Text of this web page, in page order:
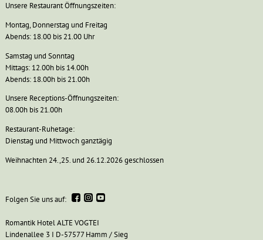
Unsere Restaurant Öffnungszeiten:
Montag, Donnerstag und Freitag
Abends: 18.00 bis 21.00 Uhr
Samstag und Sonntag
Mittags: 12.00h bis 14.00h
Abends: 18.00h bis 21.00h
Unsere Receptions-Öffnungszeiten:
08.00h bis 21.00h
Restaurant-Ruhetage:
Dienstag und Mittwoch ganztägig
Weihnachten 24.,25. und 26.12.2026 geschlossen
Folgen Sie uns auf:
Romantik Hotel ALTE VOGTEI
Lindenallee 3 I D-57577 Hamm / Sieg